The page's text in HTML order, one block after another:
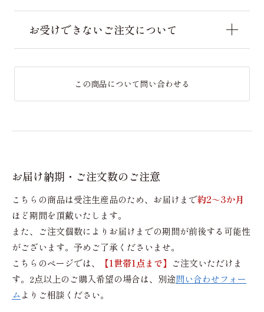
お受けできないご注文について
この商品について問い合わせる
お届け納期・ご注文数のご注意
こちらの商品は受注生産品のため、お届けまで約2～3か月
ほど期間を頂戴いたします。
また、ご注文個数によりお届けまでの期間が前後する可能性
がございます。予めご了承くださいませ。
こちらのページでは、
【1世帯1点まで】 ご注文いただけま
す。2点以上のご購入希望の場合は、別途問い合わせフォー
ム よりご相談ください。